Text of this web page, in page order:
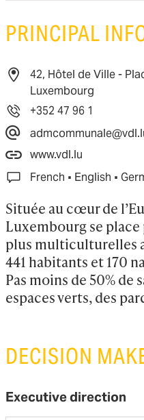
PRINCIPAL
42, Hôtel de Ville -
Luxembourg
+352 47 96 1
www.vdl.lu
French · English ·
Située au cœur de
Luxembourg se
plus multiculturelles
441 habitants et 170
Pas moins de 50% de
espaces verts, des
DECISION
Executive direction